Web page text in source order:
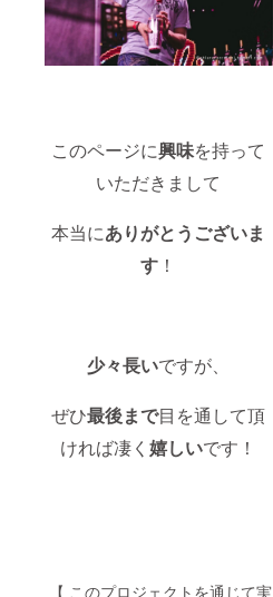
このページに興味を持って
いただきまして
本当にありがとうございま
す ！
少々長いですが、
ぜひ最後まで目を通して頂
ければ凄く嬉しいです！
【 このプロジェクトを通じて実